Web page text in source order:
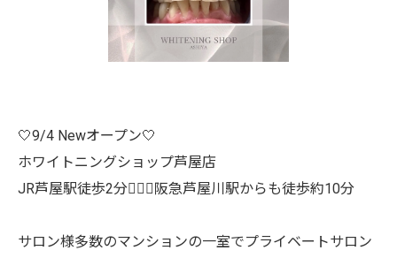
🤍9/4 Newオープン🤍
ホワイトニングショップ芦屋店
JR芦屋駅徒歩2分🚶🏻‍♀️阪急芦屋川駅からも徒歩約10分
サロン様多数のマンションの一室でプライベートサロン